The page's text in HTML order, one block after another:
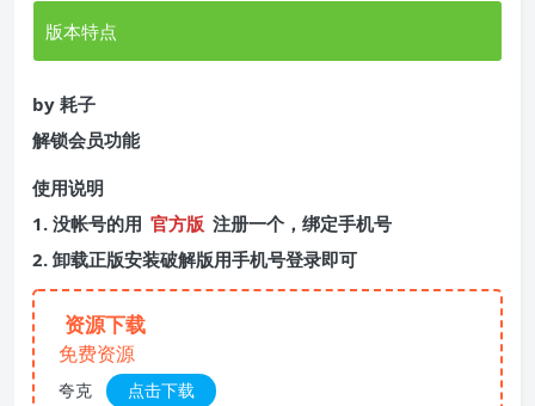
版本特点
by 耗子
解锁会员功能
使用说明
1. 没帐号的用 官方版 注册一个，绑定手机号
2. 卸载正版安装破解版用手机号登录即可
资源下载
免费资源
夸克
点击下载